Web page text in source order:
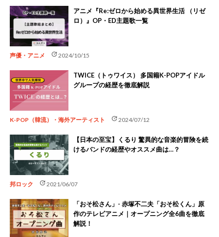
アニメ『Re:ゼロから始める異世界生活 （リゼ
ロ）』OP・ED主題歌一覧
声優・アニメ update2024/10/15
TWICE（トゥワイス） 多国籍K-POPアイドル
グループの経歴を徹底解説
K-POP（韓流）・海外アーティスト update2024/07/12
【日本の至宝】くるり 驚異的な音楽的冒険を続
けるバンドの経歴やオススメ曲は…？
邦ロック update2021/06/07
「おそ松さん」- 赤塚不二夫「おそ松くん」原
作のテレビアニメ｜オープニング全6曲を徹底
解説！